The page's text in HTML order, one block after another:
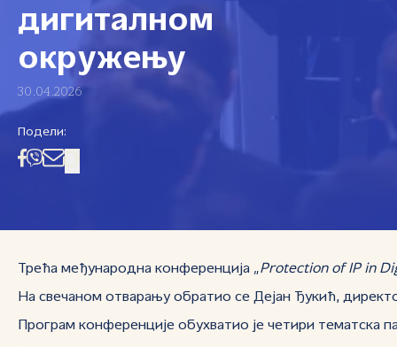
дигиталном
окружењу
30.04.2026
Подели:
Трећа међународна конференција „Protection of IP in
На свечаном отварању обратио се Дејан Ђукић,
Програм конференције обухватио је четири